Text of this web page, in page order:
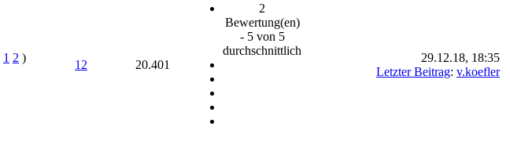
1 2 )
12 20.401
2
Bewertung(en)
- 5 von 5
durchschnittlich
29.12.18, 18:35
Letzter Beitrag: v.koefler